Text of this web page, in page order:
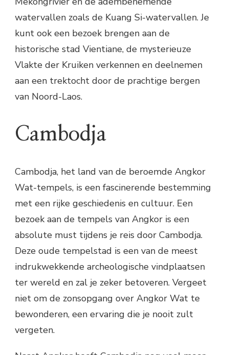
watervallen zoals de Kuang Si-watervallen. Je
kunt ook een bezoek brengen aan de
historische stad Vientiane, de mysterieuze
Vlakte der Kruiken verkennen en deelnemen
aan een trektocht door de prachtige bergen
van Noord-Laos.
Cambodja
Cambodja, het land van de beroemde Angkor
Wat-tempels, is een fascinerende bestemming
met een rijke geschiedenis en cultuur. Een
bezoek aan de tempels van Angkor is een
absolute must tijdens je reis door Cambodja.
Deze oude tempelstad is een van de meest
indrukwekkende archeologische vindplaatsen
ter wereld en zal je zeker betoveren. Vergeet
niet om de zonsopgang over Angkor Wat te
bewonderen, een ervaring die je nooit zult
vergeten.